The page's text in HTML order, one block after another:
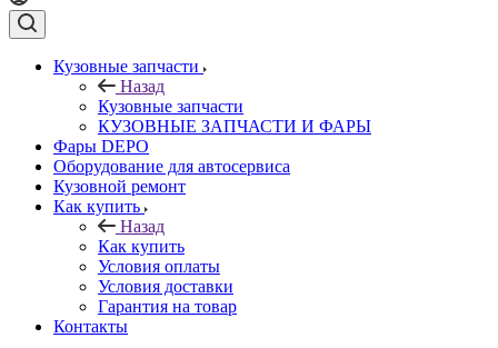
Кузовные запчасти
Назад
Кузовные запчасти
КУЗОВНЫЕ ЗАПЧАСТИ И ФАРЫ
Фары DEPO
Оборудование для автосервиса
Кузовной ремонт
Как купить
Назад
Как купить
Условия оплаты
Условия доставки
Гарантия на товар
Контакты